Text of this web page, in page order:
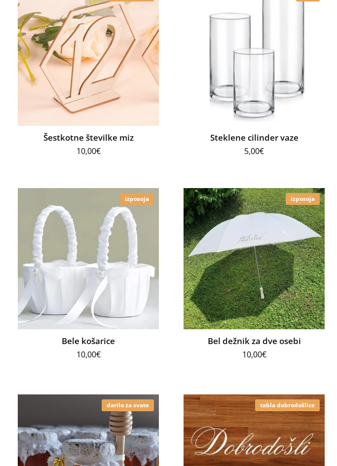
Šestkotne številke miz
10,00€
Steklene cilinder vaze
5,00€
izposoja
Bele košarice
10,00€
izposoja
Bel dežnik za dve osebi
10,00€
darilo za svate tabla dobrodošlice